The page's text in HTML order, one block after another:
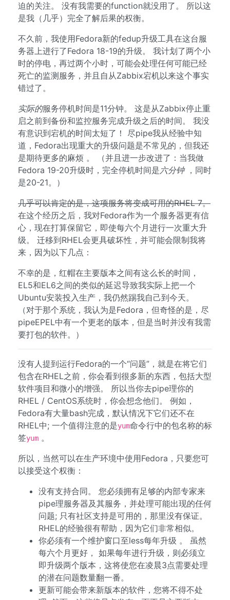
迫的关注。 没有我需要的function就没用了。 所以这
是我（几乎）完全了解后果的权衡。
不久前，我使用Fedora新的fedup升级工具在这台服
务器上进行了Fedora 18-19的升级。 我计划了两个小
时的停电，再过两个小时，可能会处理任何可能已经
死亡的监测服务，并且自从Zabbix宕机以来这个事实
错过了。
实际的服务停机时间是11分钟。 这是从Zabbix停止重
启之前到备份和监控服务完成升级之后的时间。 我没
有意识到宕机的时间太短了！ 尽pipe我从经验中知
道，Fedora出现重大的升级问题是不常见的，但我还
是期待更多的麻烦 。 （并且进一步改进了：当我做
Fedora 19-20升级时，完全停机时间是六分钟，同时
是20-21。）
几乎可以肯定的是，这项服务将变成可用的RHEL 7。
在这个经历之后，我对Fedora作为一个服务器更有信
心，现在打算保留它，即使每六个月进行一次重大升
级。 迁移到RHEL会更具破坏性，并可能会限制我将
来，因为以下几点：
不幸的是，红帽在主要版本之间有这么长的时间，
EL5和EL6之间的类似的延迟导致我实际上把一个
Ubuntu安装投入生产，我仍然踢我自己到今天。
（对于那个系统，我认为是Fedora，但奇怪的是，尽
pipeEPEL中有一个更老的版本，但是当时并没有我需
要打包的软件。）
没有人提到运行Fedora的一个“问题”，就是在将它们
包含在RHEL之前，你会看到很多新的东西，包括大型
软件项目和微小的增强。 所以当你去pipe理你的
RHEL / CentOS系统时，你会想念他们。 例如，
Fedora有大量bash完成，默认情况下它们还不在
RHEL中; 一个值得注意的是yum命令行中的包名称的标
签yum 。
所以，当然可以在生产环境中使用Fedora，只要您可
以接受这个权衡：
没有支持合同。 您必须拥有足够的内部专家来
pipe理服务器及其服务，并处理可能出现的任何
问题; 只有社区支持是可用的，那里没有保证。
RHEL的经验很有帮助，因为它们非常相似。
你必须有一个维护窗口至less每年升级 。 虽然
每六个月更好， 如果每年进行升级，则必须立
即升级两个版本，这将使您在凌晨3点需要处理
的潜在问题数量翻一番。
更新可能会带来新版本的软件，您将不得不处